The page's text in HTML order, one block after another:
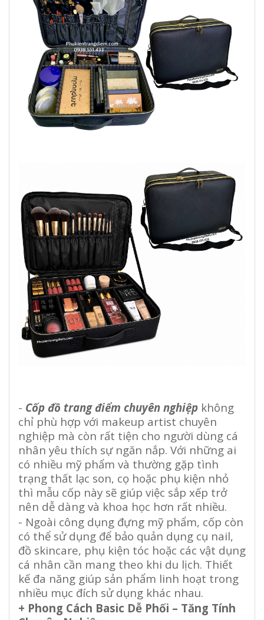
- Cốp đồ trang điểm chuyên nghiệp không
chỉ phù hợp với makeup artist chuyên
nghiệp mà còn rất tiện cho người dùng cá
nhân yêu thích sự ngăn nắp. Với những ai
có nhiều mỹ phẩm và thường gặp tình
trạng thất lạc son, cọ hoặc phụ kiện nhỏ
thì mẫu cốp này sẽ giúp việc sắp xếp trở
nên dễ dàng và khoa học hơn rất nhiều.
- Ngoài công dụng đựng mỹ phẩm, cốp còn
có thể sử dụng để bảo quản dụng cụ nail,
đồ skincare, phụ kiện tóc hoặc các vật dụng
cá nhân cần mang theo khi du lịch. Thiết
kế đa năng giúp sản phẩm linh hoạt trong
nhiều mục đích sử dụng khác nhau.
+ Phong Cách Basic Dễ Phối – Tăng Tính